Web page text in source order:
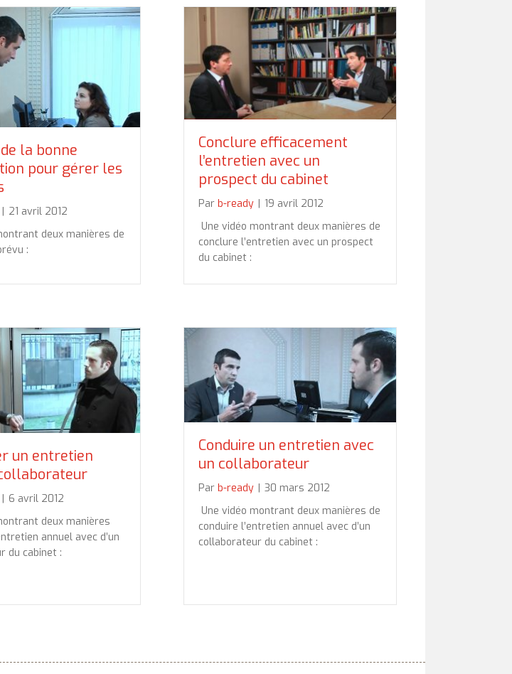
la bonne
pour gérer les
| 21 avril 2012
deux manières de
:
Conclure efficacement
l’entretien avec un
prospect du cabinet
Par b-ready | 19 avril 2012
Une vidéo montrant deux manières de
conclure l’entretien avec un prospect
du cabinet :
un entretien
| 6 avril 2012
deux manières
annuel avec d’un
du cabinet :
Conduire un entretien avec
un collaborateur
Par b-ready | 30 mars 2012
Une vidéo montrant deux manières de
conduire l’entretien annuel avec d’un
collaborateur du cabinet :